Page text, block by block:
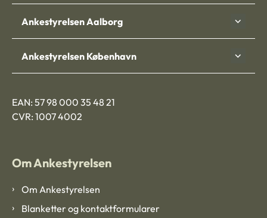
Ankestyrelsen Aalborg
Ankestyrelsen København
EAN: 57 98 000 35 48 21
CVR: 1007 4002
Om Ankestyrelsen
Om Ankestyrelsen
Blanketter og kontaktformularer